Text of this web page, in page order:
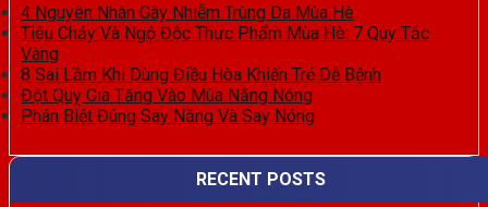
4 Nguyên Nhân Gây Nhiễm Trùng Da Mùa Hè
Tiêu Chảy Và Ngộ Độc Thực Phẩm Mùa Hè: 7 Quy Tắc
Vàng
8 Sai Lầm Khi Dùng Điều Hòa Khiến Trẻ Dễ Bệnh
Đột Quỵ Gia Tăng Vào Mùa Nắng Nóng
Phân Biệt Đúng Say Nắng Và Say Nóng
RECENT POSTS